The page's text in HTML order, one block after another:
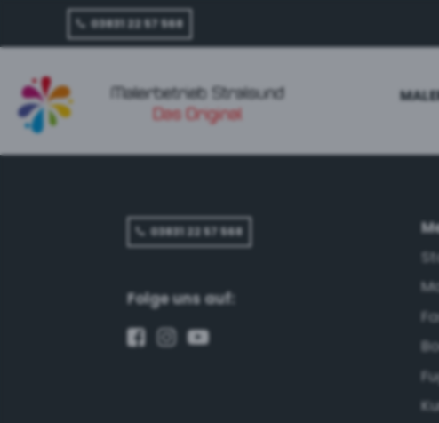
03831 22 57 568
03831 22 57 568
Folge uns auf: